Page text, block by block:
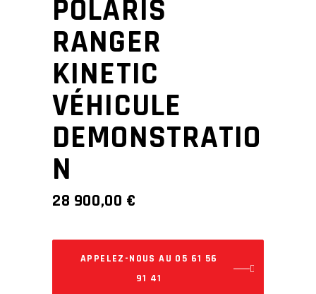
POLARIS
RANGER
KINETIC
VÉHICULE
DEMONSTRATIO
N
28 900,00 €
APPELEZ-NOUS AU 05 61 56
91 41